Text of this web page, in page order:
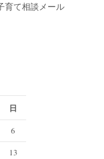
育て相談メール
日
6
13